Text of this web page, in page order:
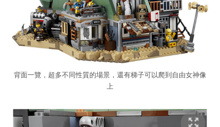
背面一覽，超多不同性質的場景，還有梯子可以爬到自由女神像
上